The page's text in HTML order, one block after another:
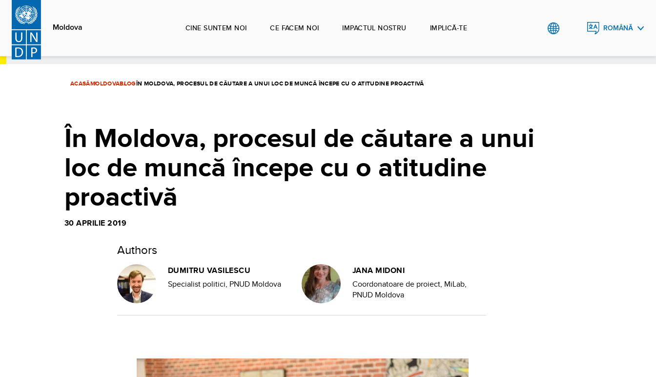
Sari
conținutul
principal
Moldova CINE SUNTEM NOI CE FACEM NOI IMPACTUL NOSTRU IMPLICĂ-TE ROMÂNĂ
ACASĂMOLDOVABLOGÎN MOLDOVA, PROCESUL DE CĂUTARE A UNUI LOC DE MUNCĂ ÎNCEPE CU O ATITUDINE PROACTIVĂ
În Moldova, procesul de căutare a unui
loc de muncă începe cu o atitudine
proactivă
30 APRILIE 2019
Authors
DUMITRU VASILESCU
Specialist politici, PNUD Moldova
JANA MIDONI
Coordonatoare de proiect, MiLab,
PNUD Moldova